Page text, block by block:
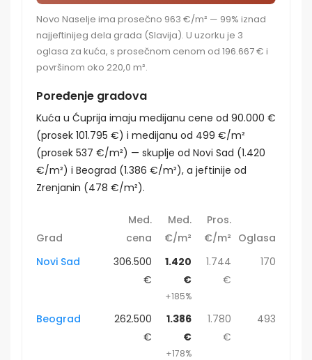
Novo Naselje ima prosečno 963 €/m² — 99% iznad
najjeftinijeg dela grada (Slavija). U uzorku je 3
oglasa za kuća, s prosečnom cenom od 196.667 € i
površinom oko 220,0 m².
Poređenje gradova
Kuća u Ćuprija imaju medijanu cene od 90.000 €
(prosek 101.795 €) i medijanu od 499 €/m²
(prosek 537 €/m²) — skuplje od Novi Sad (1.420
€/m²) i Beograd (1.386 €/m²), a jeftinije od
Zrenjanin (478 €/m²).
Grad
Med.
cena
Med.
€/m²
Pros.
€/m² Oglasa
Novi Sad
306.500
€
1.420
€
+185%
1.744
€
170
Beograd
262.500
€
1.386
€
+178%
1.780
€
493